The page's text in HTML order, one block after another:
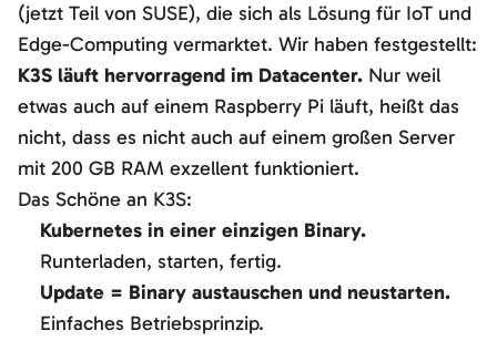
(jetzt Teil von SUSE), die sich als Lösung für IoT und
Edge-Computing vermarktet. Wir haben festgestellt:
K3S läuft hervorragend im Datacenter. Nur weil
etwas auch auf einem Raspberry Pi läuft, heißt das
nicht, dass es nicht auch auf einem großen Server
mit 200 GB RAM exzellent funktioniert.
Das Schöne an K3S:
Kubernetes in einer einzigen Binary.
Runterladen, starten, fertig.
Update = Binary austauschen und neustarten.
Einfaches Betriebsprinzip.